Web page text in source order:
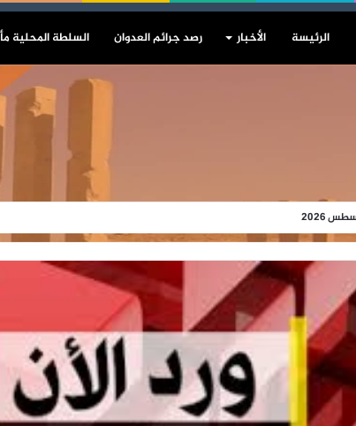
الرئيسة الأخبار رصد جرائم العدوان السلطة المحلية